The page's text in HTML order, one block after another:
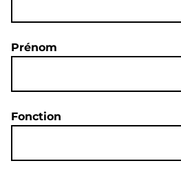
Prénom
Fonction